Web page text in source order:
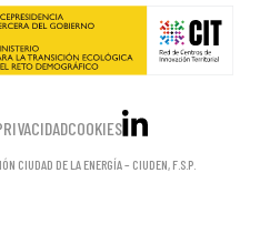
CIUDAD DE LA ENERGÍA – CIUDEN, F.S.P.
COOKIES